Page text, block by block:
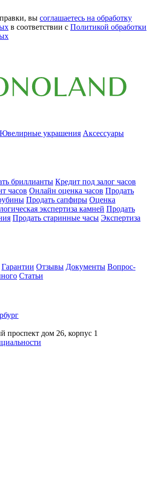
вы соглашаетесь на обработку
в соответствии с Политикой обработки
Ювелирные украшения Аксессуары
бриллианты Кредит под залог часов
часов Онлайн оценка часов Продать
Продать сапфиры Оценка
экспертиза камней Продать
Продать старинные часы Экспертиза
Гарантии Отзывы Документы Вопрос-
Статьи
проспект дом 26, корпус 1